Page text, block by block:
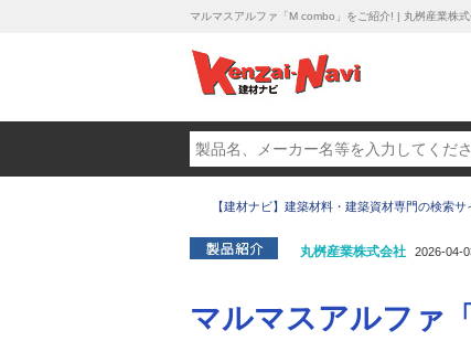
マルマスアルファ「M combo」をご紹介! | 丸桝産業株式
【建材ナビ】建築材料・建築資材専門の検索サ
丸桝産業株式会社 2026-04-
マルマスアルファ